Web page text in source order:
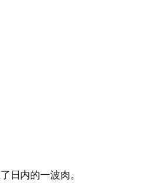
日内的一波肉。